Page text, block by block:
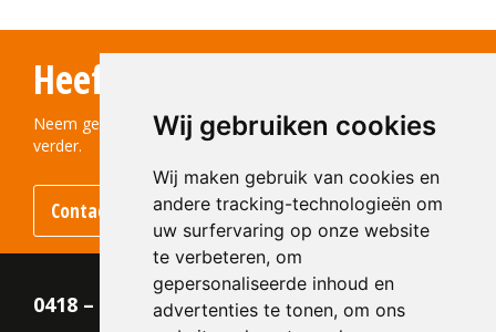
Wij gebruiken cookies
Wij maken gebruik van cookies en
andere tracking-technologieën om
uw surfervaring op onze website
te verbeteren, om
gepersonaliseerde inhoud en
advertenties te tonen, om ons
Heeft u vragen?
Neem gerust contact met ons op! We helpen u graag
verder.
Contact opnemen
0418 – 55 22 21